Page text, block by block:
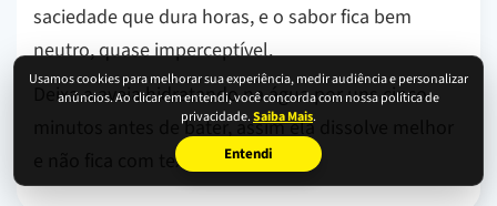
Usamos cookies para melhorar sua experiência, medir audiência e personalizar
anúncios. Ao clicar em entendi, você concorda com nossa política de
privacidade.Saiba Mais.
Entendi
saciedade que dura horas, e o sabor fica bem
neutro, quase imperceptível.
Deixa a aveia hidratando na água por uns cinco
minutos antes de bater, assim ela dissolve melhor
e não fica com textura arenosa.